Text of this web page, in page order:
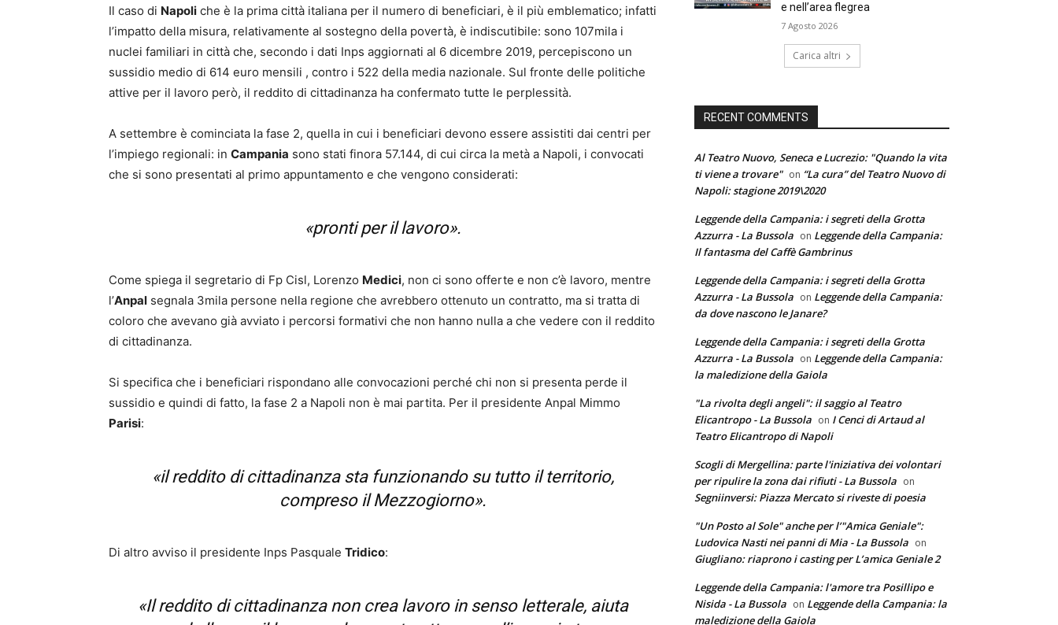
Il caso di Napoli che è la prima città italiana per il numero di beneficiari, è il più emblematico; infatti
l’impatto della misura, relativamente al sostegno della povertà, è indiscutibile: sono 107mila i
nuclei familiari in città che, secondo i dati Inps aggiornati al 6 dicembre 2019, percepiscono un
sussidio medio di 614 euro mensili , contro i 522 della media nazionale. Sul fronte delle politiche
attive per il lavoro però, il reddito di cittadinanza ha confermato tutte le perplessità.
A settembre è cominciata la fase 2, quella in cui i beneficiari devono essere assistiti dai centri per
l’impiego regionali: in Campania sono stati finora 57.144, di cui circa la metà a Napoli, i convocati
che si sono presentati al primo appuntamento e che vengono considerati:
«pronti per il lavoro».
Come spiega il segretario di Fp Cisl, Lorenzo Medici, non ci sono offerte e non c’è lavoro, mentre
l’Anpal segnala 3mila persone nella regione che avrebbero ottenuto un contratto, ma si tratta di
coloro che avevano già avviato i percorsi formativi che non hanno nulla a che vedere con il reddito
di cittadinanza.
Si specifica che i beneficiari rispondano alle convocazioni perché chi non si presenta perde il
sussidio e quindi di fatto, la fase 2 a Napoli non è mai partita. Per il presidente Anpal Mimmo
Parisi:
«il reddito di cittadinanza sta funzionando su tutto il territorio,
compreso il Mezzogiorno».
Di altro avviso il presidente Inps Pasquale Tridico:
«Il reddito di cittadinanza non crea lavoro in senso letterale, aiuta
e nell’area flegrea
7 Agosto 2026
Carica altri
RECENT COMMENTS
Al Teatro Nuovo, Seneca e Lucrezio: "Quando la vita
ti viene a trovare" on “La cura” del Teatro Nuovo di
Napoli: stagione 2019\2020
Leggende della Campania: i segreti della Grotta
Azzurra - La Bussola on Leggende della Campania:
Il fantasma del Caffè Gambrinus
Leggende della Campania: i segreti della Grotta
Azzurra - La Bussola on Leggende della Campania:
da dove nascono le Janare?
Leggende della Campania: i segreti della Grotta
Azzurra - La Bussola on Leggende della Campania:
la maledizione della Gaiola
"La rivolta degli angeli": il saggio al Teatro
Elicantropo - La Bussola on I Cenci di Artaud al
Teatro Elicantropo di Napoli
Scogli di Mergellina: parte l'iniziativa dei volontari
per ripulire la zona dai rifiuti - La Bussola on
Segniinversi: Piazza Mercato si riveste di poesia
"Un Posto al Sole" anche per l’"Amica Geniale":
Ludovica Nasti nei panni di Mia - La Bussola on
Giugliano: riaprono i casting per L’amica Geniale 2
Leggende della Campania: l'amore tra Posillipo e
Nisida - La Bussola on Leggende della Campania: la
maledizione della Gaiola